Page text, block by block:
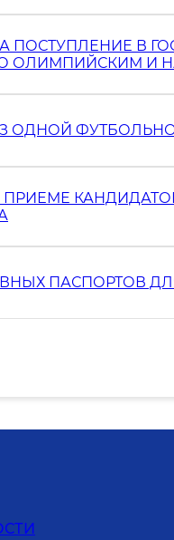
ПОСТУПЛЕНИЕ В
ОЛИМПИЙСКИМ И
ОДНОЙ
ПАСПОРТОВ